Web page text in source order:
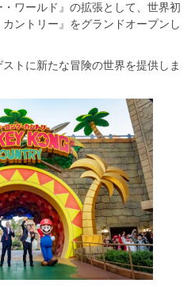
ワールド』の拡張として、世界初
ントリー』をグランドオープンし
トに新たな冒険の世界を提供しま